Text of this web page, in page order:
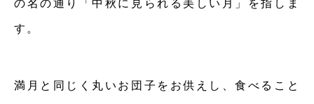
の名の通り「中秋に見られる美しい月」を指しま
す。
満月と同じく丸いお団子をお供えし、食べること